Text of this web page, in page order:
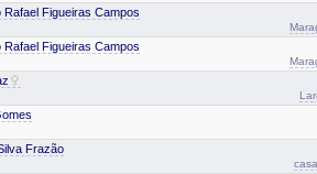
Rafael Figueiras Campos
Rafael Figueiras Campos
Frazão